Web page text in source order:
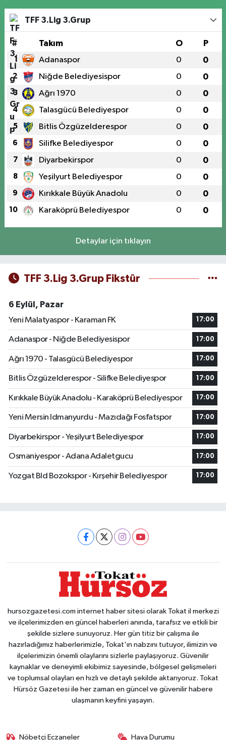
TFF 3.Lig 3.Grup
# Takım O P
1 Adanaspor 0 0
2 Niğde Belediyesispor 0 0
3 Ağrı 1970 0 0
4 Talasgücü Belediyespor 0 0
5 Bitlis Özgüzelderespor 0 0
6 Silifke Belediyespor 0 0
7 Diyarbekirspor 0 0
8 Yeşilyurt Belediyespor 0 0
9 Kırıkkale Büyük Anadolu 0 0
10 Karaköprü Belediyespor 0 0
Detaylar için tıklayın
TFF 3.Lig 3.Grup Fikstür
6 Eylül, Pazar
Yeni Malatyaspor - Karaman FK
17:00
Adanaspor - Niğde Belediyesispor 17:00
Ağrı 1970 - Talasgücü Belediyespor 17:00
Bitlis Özgüzelderespor - Silifke Belediyespor 17:00
Kırıkkale Büyük Anadolu - Karaköprü Belediyespor 17:00
Yeni Mersin Idmanyurdu - Mazıdağı Fosfatspor 17:00
Diyarbekirspor - Yeşilyurt Belediyespor 17:00
Osmaniyespor - Adana Adaletgucu 17:00
Yozgat Bld Bozokspor - Kırşehir Belediyespor 17:00
hursozgazetesi.com internet haber sitesi olarak Tokat il merkezi
ve ilçelerimizden en güncel haberleri anında, tarafsız ve etkili bir
şekilde sizlere sunuyoruz. Her gün titiz bir çalışma ile
hazırladığımız haberlerimizle, Tokat'ın nabzını tutuyor, ilimizin ve
ilçelerimizin önemli olaylarını sizlerle paylaşıyoruz. Güvenilir
kaynaklar ve deneyimli ekibimiz sayesinde, bölgesel gelişmeleri
ve toplumsal olayları en hızlı ve detaylı şekilde aktarıyoruz. Tokat
Hürsöz Gazetesi ile her zaman en güncel ve güvenilir habere
ulaşmanın keyfini yaşayın.
Nöbetçi Eczaneler Hava Durumu